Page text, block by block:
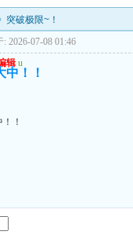
突破极限~！
: 2026-07-08 01:46
辑 u
中！！
！